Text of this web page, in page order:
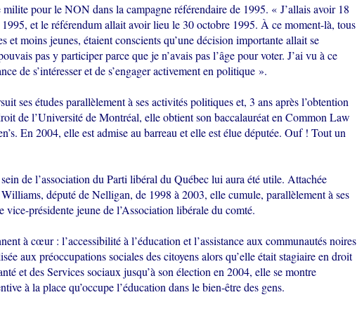
pour le NON dans la campagne référendaire de 1995. « J’allais avoir 18
et le référendum allait avoir lieu le 30 octobre 1995. À ce moment-là, tous
et moins jeunes, étaient conscients qu’une décision importante allait se
pas y participer parce que je n’avais pas l’âge pour voter. J’ai vu à ce
de s’intéresser et de s’engager activement en politique ».
ses études parallèlement à ses activités politiques et, 3 ans après l’obtention
de l’Université de Montréal, elle obtient son baccalauréat en Common Law
En 2004, elle est admise au barreau et elle est élue députée. Ouf ! Tout un
de l’association du Parti libéral du Québec lui aura été utile. Attachée
député de Nelligan, de 1998 à 2003, elle cumule, parallèlement à ses
vice-présidente jeune de l’Association libérale du comté.
à cœur : l’accessibilité à l’éducation et l’assistance aux communautés noires
aux préoccupations sociales des citoyens alors qu’elle était stagiaire en droit
et des Services sociaux jusqu’à son élection en 2004, elle se montre
à la place qu’occupe l’éducation dans le bien-être des gens.